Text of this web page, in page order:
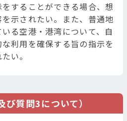
することができる場合、想
示されたい。また、普通地
る空港・港湾について、自
利用を確保する旨の指示を
い。
び質問3について）